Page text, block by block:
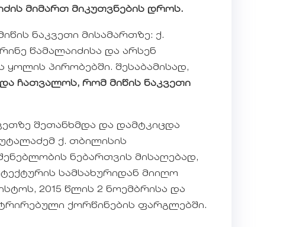
მიმართ მიკუთვნების დროს.
ნაკვეთი მისამართზე: ქ.
წამალაიძისა და არსენ
პირობებში. შესაბამისად,
ჩათვალოს, რომ მიწის ნაკვეთი
შეთანხმდა და დამტკიცდა
ქ. თბილისის
ნებართვის მისაღებად,
სამსახურიდან მიიღო
2015 წლის 2 ნოემბრისა და
ქორწინების ფარგლებში.